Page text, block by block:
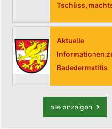
Tschüss,
Aktuelle
Informationen
Badedermatitis
alle anzeigen